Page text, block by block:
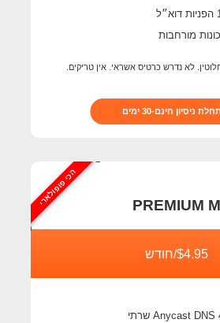
מורחבות
לא נדרש כרטיס אשראי. אין טריקים.
ניסיון חינם-30 ימים
הכי פופולארי PREMIUM M
$4.95/חודש